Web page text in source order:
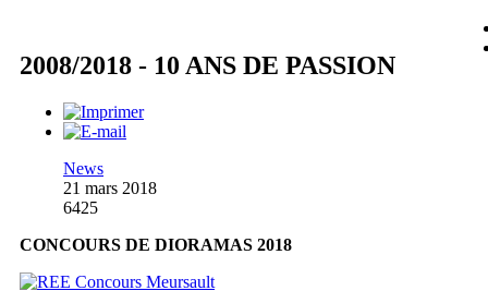
2008/2018 - 10 ANS DE PASSION
News
21 mars 2018
6425
CONCOURS DE DIORAMAS 2018